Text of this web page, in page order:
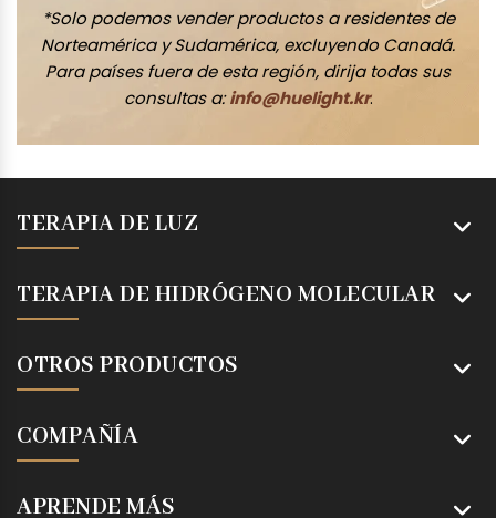
*Solo podemos vender productos a residentes de
Norteamérica y Sudamérica, excluyendo Canadá.
Para países fuera de esta región, dirija todas sus
consultas a:info@huelight.kr.
TERAPIA DE LUZ
TERAPIA DE HIDRÓGENO MOLECULAR
OTROS PRODUCTOS
COMPAÑÍA
APRENDE MÁS